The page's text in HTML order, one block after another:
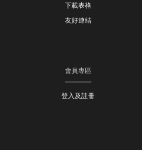
下載表格
友好連結
會員專區
登入及註冊